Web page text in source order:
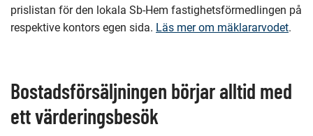
prislistan för den lokala Sb-Hem fastighetsförmedlingen på
respektive kontors egen sida. Läs mer om mäklararvodet.
Bostadsförsäljningen börjar alltid med
ett värderingsbesök